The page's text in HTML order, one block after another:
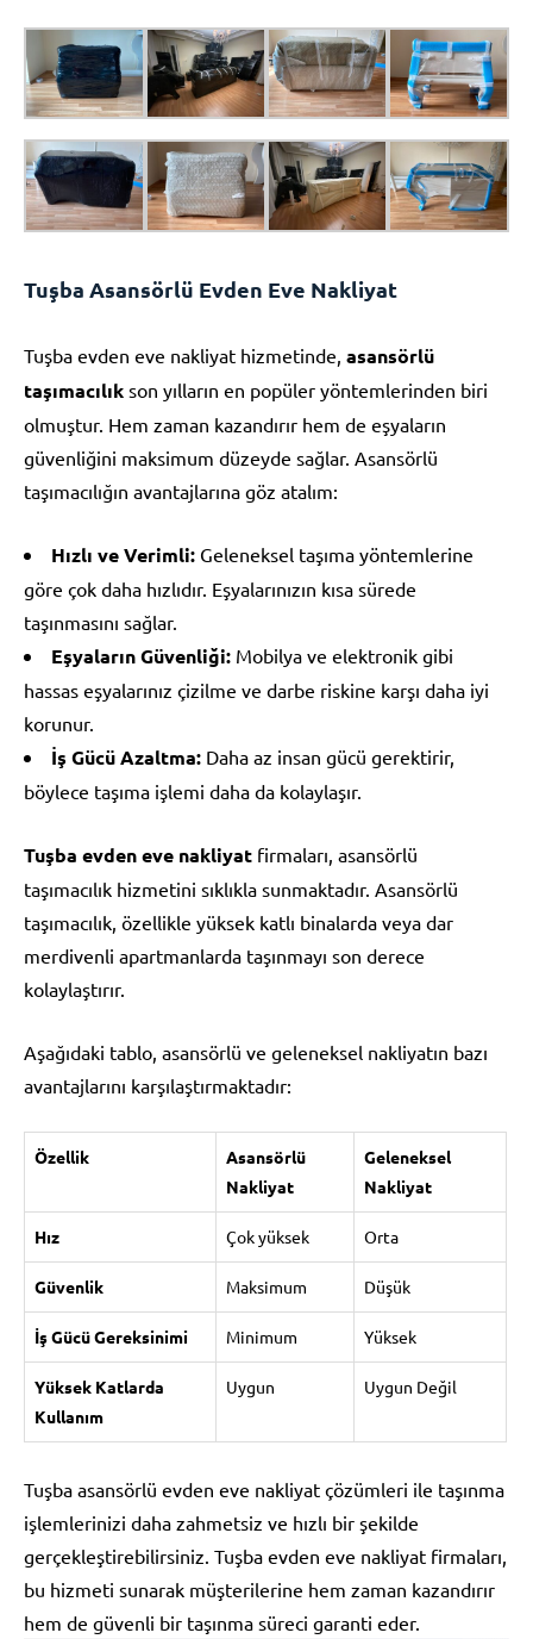
Tuşba Asansörlü Evden Eve Nakliyat
Tuşba evden eve nakliyat hizmetinde, asansörlü
taşımacılık son yılların en popüler yöntemlerinden biri
olmuştur. Hem zaman kazandırır hem de eşyaların
güvenliğini maksimum düzeyde sağlar. Asansörlü
taşımacılığın avantajlarına göz atalım:
Hızlı ve Verimli: Geleneksel taşıma yöntemlerine
göre çok daha hızlıdır. Eşyalarınızın kısa sürede
taşınmasını sağlar.
Eşyaların Güvenliği: Mobilya ve elektronik gibi
hassas eşyalarınız çizilme ve darbe riskine karşı daha iyi
korunur.
İş Gücü Azaltma: Daha az insan gücü gerektirir,
böylece taşıma işlemi daha da kolaylaşır.
Tuşba evden eve nakliyat firmaları, asansörlü
taşımacılık hizmetini sıklıkla sunmaktadır. Asansörlü
taşımacılık, özellikle yüksek katlı binalarda veya dar
merdivenli apartmanlarda taşınmayı son derece
kolaylaştırır.
Aşağıdaki tablo, asansörlü ve geleneksel nakliyatın bazı
avantajlarını karşılaştırmaktadır:
Özellik
Asansörlü
Nakliyat
Geleneksel
Nakliyat
Hız Çok yüksek Orta
Güvenlik Maksimum Düşük
İş Gücü Gereksinimi Minimum Yüksek
Yüksek Katlarda
Kullanım
Uygun Uygun Değil
Tuşba asansörlü evden eve nakliyat çözümleri ile taşınma
işlemlerinizi daha zahmetsiz ve hızlı bir şekilde
gerçekleştirebilirsiniz. Tuşba evden eve nakliyat firmaları,
bu hizmeti sunarak müşterilerine hem zaman kazandırır
hem de güvenli bir taşınma süreci garanti eder.